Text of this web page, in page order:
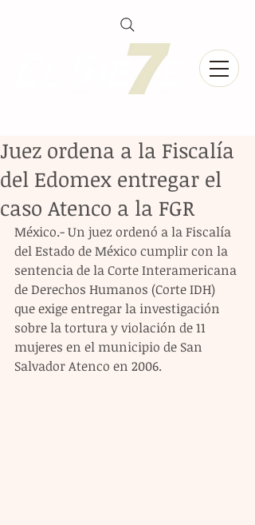
Juez ordena a la Fiscalía
del Edomex entregar el
caso Atenco a la FGR
México.- Un juez ordenó a la Fiscalía
del Estado de México cumplir con la
sentencia de la Corte Interamericana
de Derechos Humanos (Corte IDH)
que exige entregar la investigación
sobre la tortura y violación de 11
mujeres en el municipio de San
Salvador Atenco en 2006.